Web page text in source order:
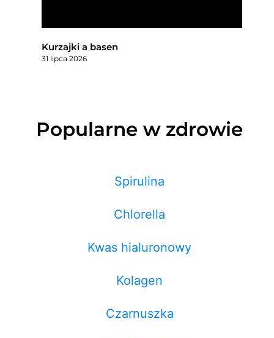
Kurzajki a basen
31 lipca 2026
Popularne w zdrowie
Spirulina
Chlorella
Kwas hialuronowy
Kolagen
Czarnuszka